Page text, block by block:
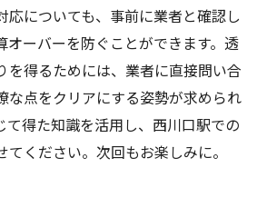
応についても、事前に業者と確認し
オーバーを防ぐことができます。透
を得るためには、業者に直接問い合
な点をクリアにする姿勢が求められ
て得た知識を活用し、西川口駅での
ください。次回もお楽しみに。